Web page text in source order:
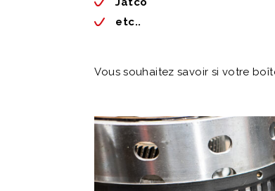
etc..
Vous souhaitez savoir si votre